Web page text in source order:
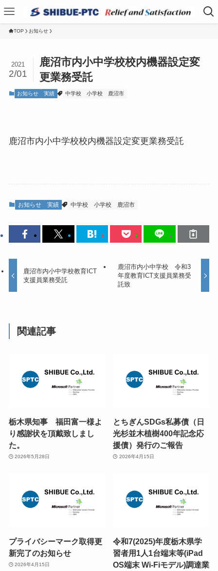
TOP お知らせ
鹿沼市内小中学校校内機器設定変
更業務受託
2021
2/01
お知らせ 実績 中学校 小学校 鹿沼市
鹿沼市内小中学校校内機器設定変更業務受託
お知らせ 実績 中学校 小学校 鹿沼市
鹿沼市内小中学校教育ICT
支援員業務受託
鹿沼市内小中学校 令和3
年度教育ICT支援員業務受
託致
関連記事
栃木県知事 福田富一様よ
り感謝状を頂戴致しまし
た。
2026年5月28日
とちぎんSDGs私募債（日
光杉並木植樹400年記念応
援債）発行のご報告
2026年4月15日
プライバシーマーク取得更
新完了のお知らせ
2026年4月15日
令和7(2025)年度栃木県学
習者用1人1台端末等(iPad
OS端末 Wi-Fiモデル)調達業